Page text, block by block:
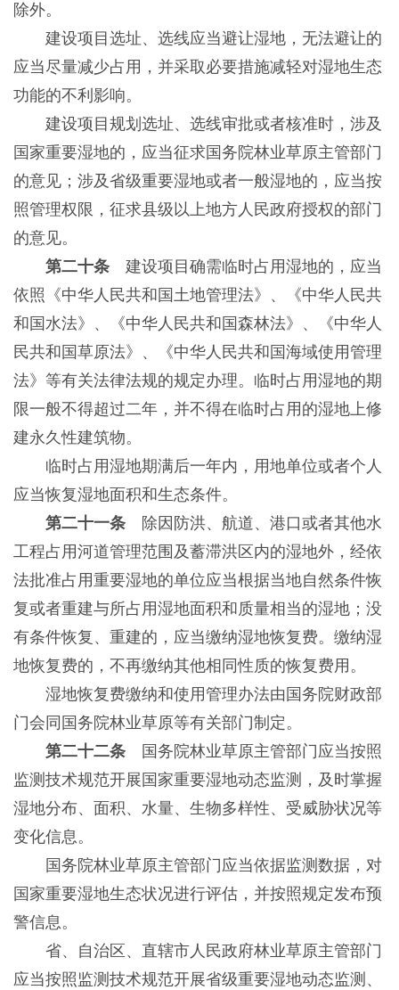
除外。
建设项目选址、选线应当避让湿地，无法避让的
应当尽量减少占用，并采取必要措施减轻对湿地生态
功能的不利影响。
建设项目规划选址、选线审批或者核准时，涉及
国家重要湿地的，应当征求国务院林业草原主管部门
的意见；涉及省级重要湿地或者一般湿地的，应当按
照管理权限，征求县级以上地方人民政府授权的部门
的意见。
第二十条建设项目确需临时占用湿地的，应当
依照《中华人民共和国土地管理法》、《中华人民共
和国水法》、《中华人民共和国森林法》、《中华人
民共和国草原法》、《中华人民共和国海域使用管理
法》等有关法律法规的规定办理。临时占用湿地的期
限一般不得超过二年，并不得在临时占用的湿地上修
建永久性建筑物。
临时占用湿地期满后一年内，用地单位或者个人
应当恢复湿地面积和生态条件。
第二十一条除因防洪、航道、港口或者其他水
工程占用河道管理范围及蓄滞洪区内的湿地外，经依
法批准占用重要湿地的单位应当根据当地自然条件恢
复或者重建与所占用湿地面积和质量相当的湿地；没
有条件恢复、重建的，应当缴纳湿地恢复费。缴纳湿
地恢复费的，不再缴纳其他相同性质的恢复费用。
湿地恢复费缴纳和使用管理办法由国务院财政部
门会同国务院林业草原等有关部门制定。
第二十二条国务院林业草原主管部门应当按照
监测技术规范开展国家重要湿地动态监测，及时掌握
湿地分布、面积、水量、生物多样性、受威胁状况等
变化信息。
国务院林业草原主管部门应当依据监测数据，对
国家重要湿地生态状况进行评估，并按照规定发布预
警信息。
省、自治区、直辖市人民政府林业草原主管部门
应当按照监测技术规范开展省级重要湿地动态监测、